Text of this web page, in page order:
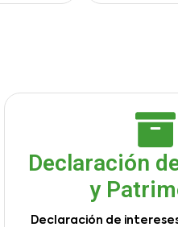
Declaración
y
Declaración de